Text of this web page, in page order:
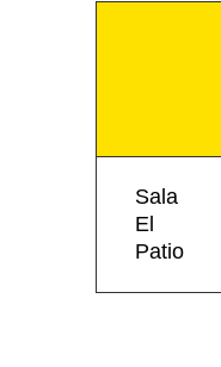
Sala
El
Patio